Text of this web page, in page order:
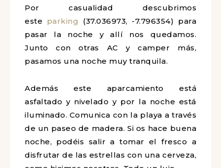
esteparking(37.036973, -7.796354) para
pasar la noche y allí nos quedamos.
Junto con otras AC y camper más,
pasamos una noche muy tranquila.
Además este aparcamiento está